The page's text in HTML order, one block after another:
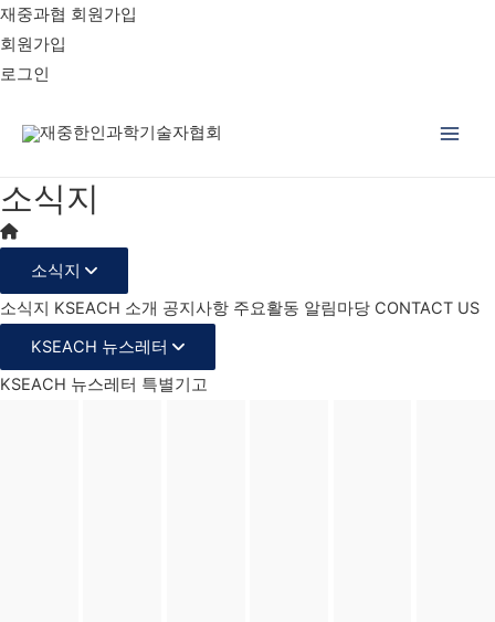
재중과협 회원가입
회원가입
로그인
소식지
소식지
소식지 KSEACH 소개 공지사항 주요활동 알림마당 CONTACT US
KSEACH 뉴스레터
KSEACH 뉴스레터 특별기고